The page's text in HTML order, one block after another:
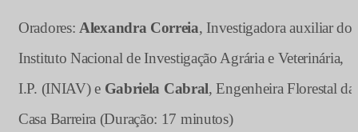
Oradores: Alexandra Correia, Investigadora auxiliar do
Instituto Nacional de Investigação Agrária e Veterinária,
I.P. (INIAV) e Gabriela Cabral, Engenheira Florestal da
Casa Barreira (Duração: 17 minutos)